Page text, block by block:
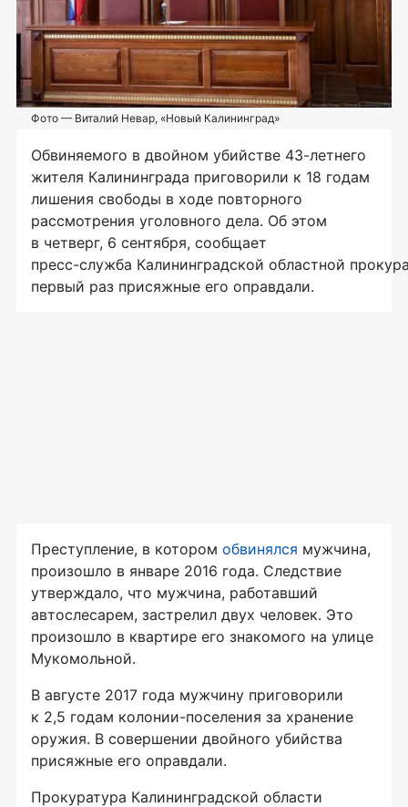
Фото — Виталий Невар, «Новый Калининград»
Обвиняемого в двойном убийстве 43-летнего
жителя Калининграда приговорили к 18 годам
лишения свободы в ходе повторного
рассмотрения уголовного дела. Об этом
в четверг, 6 сентября, сообщает
пресс-служба Калининградской областной
первый раз присяжные его оправдали.
Преступление, в котором обвинялся мужчина,
произошло в январе 2016 года. Следствие
утверждало, что мужчина, работавший
автослесарем, застрелил двух человек. Это
произошло в квартире его знакомого на улице
Мукомольной.
В августе 2017 года мужчину приговорили
к 2,5 годам колонии-поселения за хранение
оружия. В совершении двойного убийства
присяжные его оправдали.
Прокуратура Калининградской области